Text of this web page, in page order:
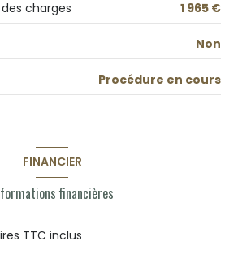
charges 1 965 €
Non
Procédure en cours
FINANCIER
financières
TTC inclus